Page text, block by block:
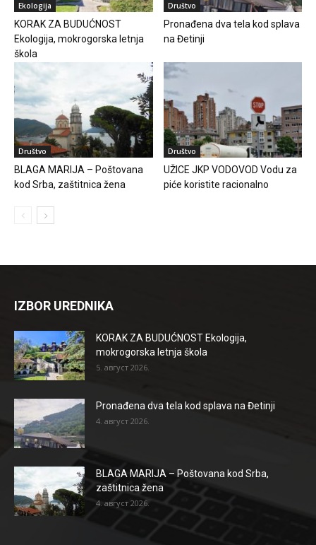
Ekologija
KORAK ZA BUDUĆNOST
Ekologija, mokrogorska letnja
škola
Društvo
Pronađena dva tela kod splava
na Đetinji
Društvo
BLAGA MARIJA – Poštovana
kod Srba, zaštitnica žena
Društvo
UŽICE JKP VODOVOD Vodu za
piće koristite racionalno
IZBOR UREDNIKA
KORAK ZA BUDUĆNOST Ekologija,
mokrogorska letnja škola
5. август 2026.
Pronađena dva tela kod splava na Đetinji
4. август 2026.
BLAGA MARIJA – Poštovana kod Srba,
zaštitnica žena
4. август 2026.